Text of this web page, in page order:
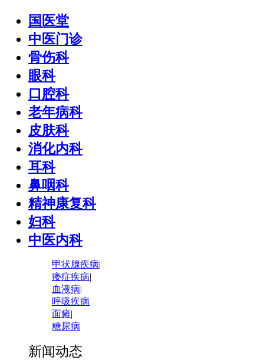
国医堂
中医门诊
骨伤科
眼科
口腔科
老年病科
皮肤科
消化内科
耳科
鼻咽科
精神康复科
妇科
中医内科
甲状腺疾病
痿症疾病
血液病
呼吸疾病
面瘫
糖尿病
新闻动态